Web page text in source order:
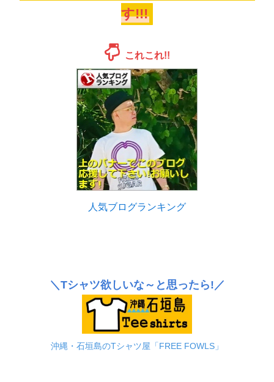
す!!!
これこれ!!
人気ブログランキング
＼Tシャツ欲しいな～と思ったら!／
沖縄・石垣島のTシャツ屋「FREE FOWLS」